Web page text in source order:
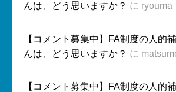
んは、どう思いますか？ に ryouma
【コメント募集中】FA制度の人的
んは、どう思いますか？ に
【コメント募集中】FA制度の人的